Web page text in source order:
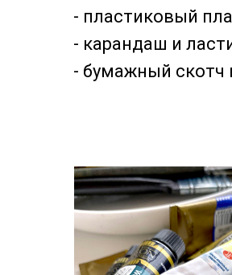
- пластиковый
- карандаш и
- бумажный скотч